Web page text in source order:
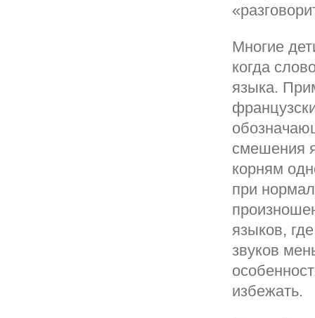
Многие
когда
языка.
смешения
корням
при
языков,
звуков
избежать.